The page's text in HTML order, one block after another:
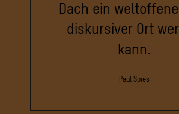
Dach ein
diskursiver Ort
kann.
Paul Spies